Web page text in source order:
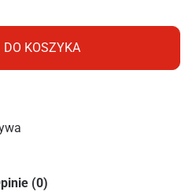
DO KOSZYKA
(0)